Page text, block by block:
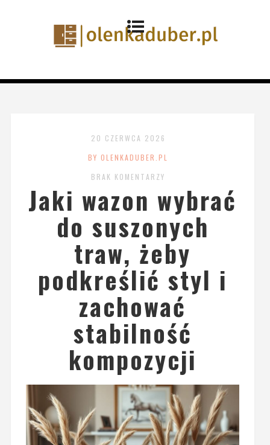
20 CZERWCA 2026
BY OLENKADUBER.PL
BRAK KOMENTARZY
Jaki wazon wybrać
do suszonych
traw, żeby
podkreślić styl i
zachować
stabilność
kompozycji